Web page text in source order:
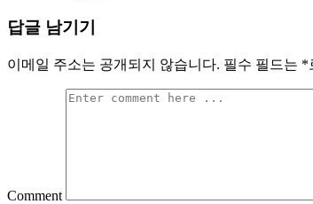
답글 남기기
이메일 주소는 공개되지 않습니다. 필수 필드는 *
Comment